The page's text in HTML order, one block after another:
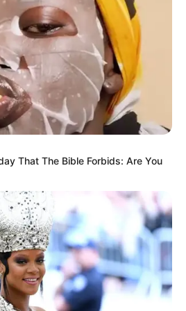
ΧΡΗΜΑ ΚΑΙ Ο ΦΟΒΟΣ ΗΤΑΝ
ΟΠΛΑ ΓΙΑ ΝΑ ΜΑΣ ΕΧΟΥΝ
ΜΑΛΙΣΤΑ ΝΑ ΜΗΝ ΜΠΟΡΟΥΜΕ
ΕΙΝΑΙ ΑΝΟΙΚΤΟ.
ΝΑ ΤΟΥΣ ΚΤΥΠΗΣΟΥΜΕ. ΣΤΑ
ΠΟΥ ΔΕΝ ΠΙΣΤΕΥΟΥΝ ΠΟΤΕ
ΝΑ ΤΟΥΣ ΚΤΥΠΗΣΟΥΜΕ. ΚΑΙ ΑΝ
ΑΥΤΟ, ΕΑΝ ΑΚΟΛΟΥΘΗΣΟΥΜΕ
ΝΙΚΗΤΕΣ. ΕΠΟΜΕΝΩΣ
ΤΟ ΚΑΝΕΙΣ ΑΥΤΟ ΑΔΕΛΦΕ.
ΓΟΡΔΙΟ ΔΕΣΜΟ. ΚΑΙ
ΚΥΚΛΟ ΤΗΣ ΓΕΝΝΟΚΤΟΝΙΑΣ
ΑΝΑΓΚΑΣΕΙ ΝΑ ΖΟΥΜΕ.
ΤΟΥΣ. ΔΕΝ ΠΑΙΖΟΥΜΕ ΜΕ
ΤΟΥΣ ΑΙΦΝΙΔΙΑΖΟΥΜΕ. ΚΑΙ
ΑΔΕΛΦΙΑ. ΠΑΜΕ ΝΑ ΤΟ
That The Bible Forbids: Are You